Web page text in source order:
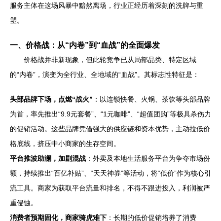
服务主体在这场风暴中黯然离场，行业正经历着深刻的洗牌与重
塑。
一、价格战：从“内卷”到“血战”的全面爆发
价格战并非新现象，但此轮竞争已从局部品类、特定区域
的“内卷”，演变为全行业、全地域的“血战”。其标志性特征是：
头部品牌下场，点燃“战火” ：以连锁快餐、火锅、茶饮等头部品牌
为首，率先推出“9.9元套餐”、“1元咖啡”、“超值团购”等极具杀伤力
的促销活动。这些品牌凭借强大的供应链和资本优势，主动拉低价
格底线，挤压中小商家的生存空间。
平台推波助澜，加剧混战 ：外卖及本地生活服务平台为争夺市场份
额，持续推出“百亿补贴”、“天天神券”等活动，将“低价”作为核心引
流工具。商家为获取平台流量和排名，不得不跟进投入，利润被严
重侵蚀。
消费者预期固化，商家骑虎难下 ：长期的低价促销培养了消费